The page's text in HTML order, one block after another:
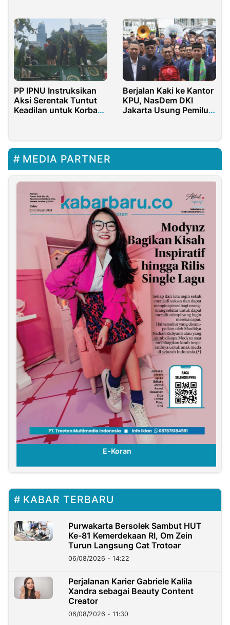
PP IPNU Instruksikan
Aksi Serentak Tuntut
Keadilan untuk Korban
Berjalan Kaki ke Kantor
KPU, NasDem DKI
Jakarta Usung Pemilu
MEDIA PARTNER
E-Koran
KABAR TERBARU
Purwakarta Bersolek Sambut HUT
Ke-81 Kemerdekaan RI, Om Zein
Turun Langsung Cat Trotoar
06/08/2026 - 14:22
Perjalanan Karier Gabriele Kalila
Xandra sebagai Beauty Content
Creator
06/08/2026 - 11:30